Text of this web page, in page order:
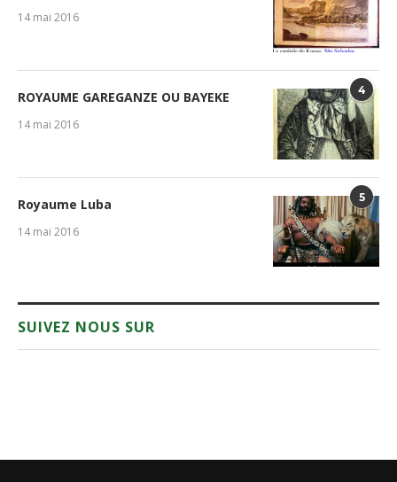
14 mai 2016
4
ROYAUME GAREGANZE OU BAYEKE
14 mai 2016
5
Royaume Luba
14 mai 2016
SUIVEZ NOUS SUR